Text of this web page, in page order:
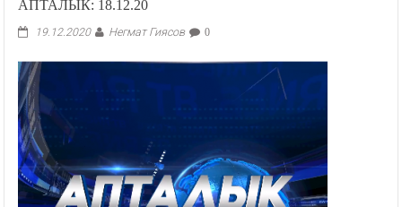
АПТАЛЫК: 18.12.20
19.12.2020 Негмат Гиясов 0